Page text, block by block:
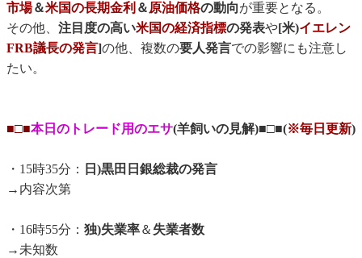
市場＆米国の長期金利 ＆原油価格の動向が重要となる。
その他、 注目度の高い米国の経済指標の発表や[米)イエレン
FRB議長の発言]の他、複数の要人発言での影響にも注意し
たい。
■□■本日のトレード用のエサ(羊飼いの見解)■□■(※毎日更新)
・15時35分：
日)黒田日銀総裁の発言
→内容次第
・16時55分： 独)失業率＆ 失業者数
→未知数